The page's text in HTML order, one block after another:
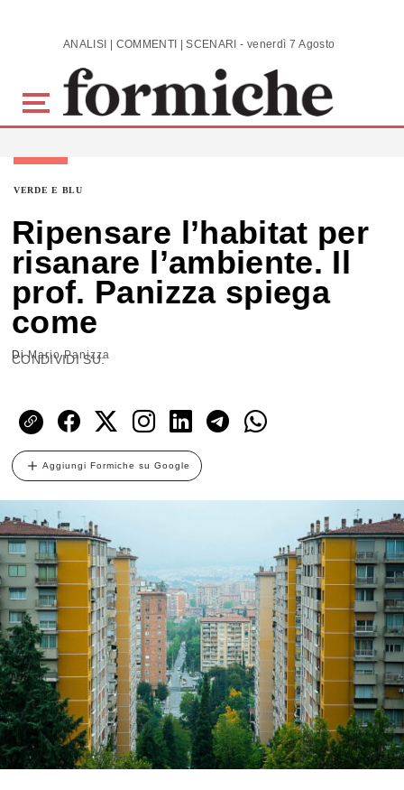
Skip to main content ANALISI | COMMENTI | SCENARI - venerdì 7 Agosto 2026
VERDE E BLU
Ripensare l’habitat per
risanare l’ambiente. Il
prof. Panizza spiega
come
DiMario Panizza
CONDIVIDI SU:
Aggiungi Formiche su Google